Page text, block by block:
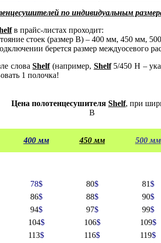
по индивидуальным
в прайс-листах проходит:
стоек (размер В) – 400 мм, 450 мм,
берется размер междуосевого
словаShelf(например, Shelf5/450 Н –
1 полочка!
Цена полотенцесушителя Shelf, при
В
400 мм 450 мм 500 мм
78$ 80$ 81$
86$ 88$ 90$
94$ 97$ 99$
104$ 106$ 109$
113$ 116$ 119$